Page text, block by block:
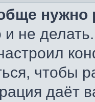
нужно
не
чтобы
даёт